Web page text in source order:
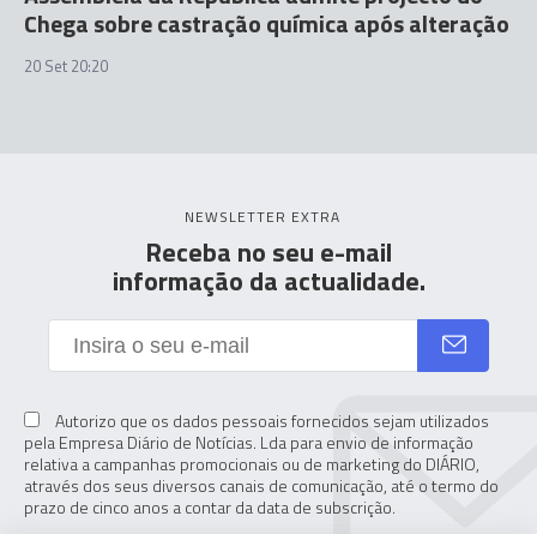
Chega sobre castração química após alteração
20 Set 20:20
NEWSLETTER EXTRA
Receba no seu e-mail
informação da actualidade.
Autorizo que os dados pessoais fornecidos sejam utilizados
pela Empresa Diário de Notícias. Lda para envio de informação
relativa a campanhas promocionais ou de marketing do DIÁRIO,
através dos seus diversos canais de comunicação, até o termo do
prazo de cinco anos a contar da data de subscrição.